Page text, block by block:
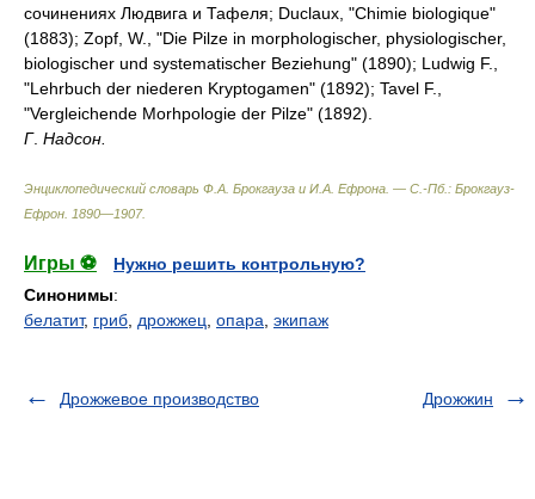
сочинениях Людвига и Тафеля; Duclaux, "Chimie biologique"
(1883); Zopf, W., "Die Pilze in morphologischer, physiologischer,
biologischer und systematischer Beziehung" (1890); Ludwig F.,
"Lehrbuch der niederen Kryptogamen" (1892); Tavel F.,
"Vergleichende Morhpologie der Pilze" (1892).
Г. Надсон.
Энциклопедический словарь Ф.А. Брокгауза и И.А. Ефрона. — С.-Пб.: Брокгауз-
Ефрон 1890—1907.
Игры ⚽
Нужно решить контрольную?
Синонимы:
белатит, гриб дрожжец опара экипаж
Дрожжевое производство Дрожжин